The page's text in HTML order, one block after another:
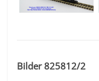
Bilder 825812/2